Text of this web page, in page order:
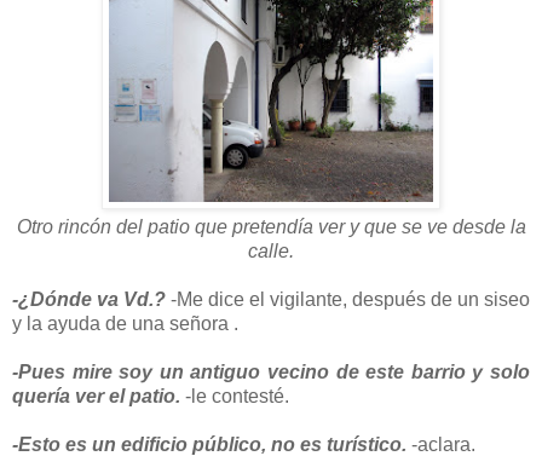
Otro rincón del patio que pretendía ver y que se ve desde la
calle.
-¿Dónde va Vd.? -Me dice el vigilante, después de un siseo
y la ayuda de una señora .
-Pues mire soy un antiguo vecino de este barrio y solo
quería ver el patio. -le contesté.
-Esto es un edificio público, no es turístico. -aclara.